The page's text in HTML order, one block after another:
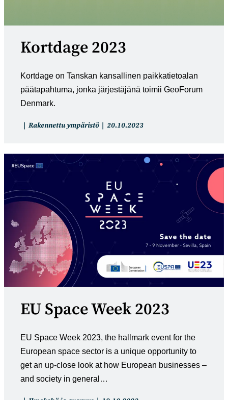
Kortdage 2023
Kortdage on Tanskan kansallinen paikkatietoalan
päätapahtuma, jonka järjestäjänä toimii GeoForum
Denmark.
Artikkelin
Rakennettu ympäristö
Artikkeli
20.10.2023
EU Space Week 2023
EU Space Week 2023, the hallmark event for the
European space sector is a unique opportunity to
get an up-close look at how European businesses –
and society in general…